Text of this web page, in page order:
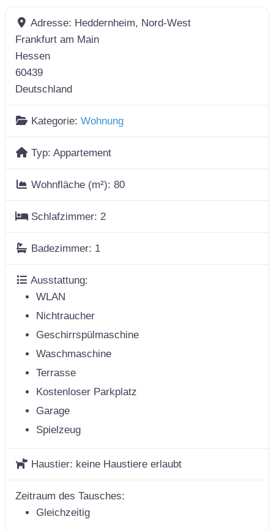
Adresse: Heddernheim, Nord-West
Frankfurt am Main
Hessen
60439
Deutschland
Kategorie:Wohnung
Typ:Appartement
Wohnfläche (m²):80
Schlafzimmer:2
Badezimmer: 1
Ausstattung:
WLAN
Nichtraucher
Geschirrspülmaschine
Waschmaschine
Terrasse
Kostenloser Parkplatz
Garage
Spielzeug
Haustier: keine Haustiere erlaubt
Zeitraum des Tausches:
Gleichzeitig